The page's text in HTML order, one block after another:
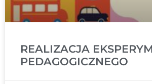
REALIZACJA
PEDAGOGICZNEGO